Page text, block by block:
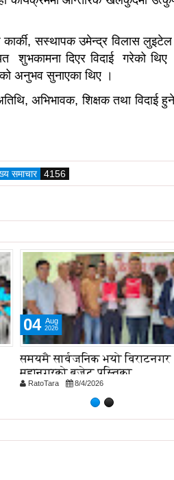
कार्की, सस्थापक उमेन्द्र विलास
शुभकामना दिएर विदाई गरेको थिए
अनुभव सुनाएका थिए ।
अभिभावक, शिक्षक तथा विदाई
समाचार 4156
04 Aug
2026
समयमै सार्वजनिक भयो विराटनगर
महानगरको बजेट पुस्तिका,
कार्यान्वयन प्रक्रिया पनि सुरु
RatoTara 8/4/2026